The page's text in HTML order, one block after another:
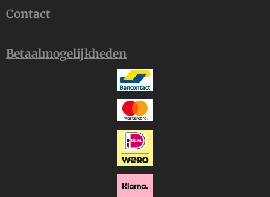
Contact
Betaalmogelijkheden